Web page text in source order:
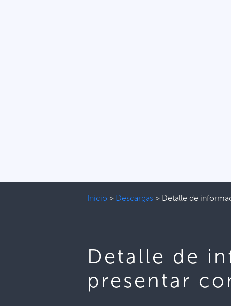
Inicio > Descargas > Detalle de
Detalle de
presentar